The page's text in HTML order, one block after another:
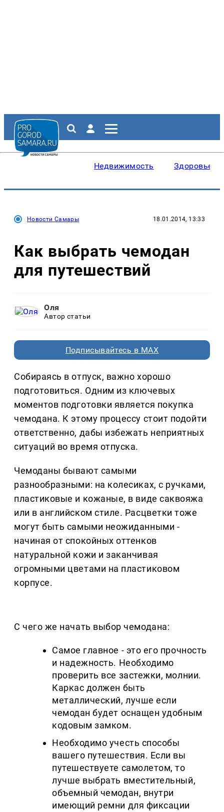
Недвижимость Здоровье
Новости Самары 18.01.2014, 13:33
Как выбрать чемодан
для путешествий
Оля
Автор статьи
Подписывайтесь в MAX
Собираясь в отпуск, важно хорошо
подготовиться. Одним из ключевых
моментов подготовки является покупка
чемодана. К этому процессу стоит подойти
ответственно, дабы избежать неприятных
ситуаций во время отпуска.
Чемоданы бывают самыми
разнообразными: на колесиках, с ручками,
пластиковые и кожаные, в виде саквояжа
или в английском стиле. Расцветки тоже
могут быть самыми неожиданными -
начиная от спокойных оттенков
натуральной кожи и заканчивая
огромными цветами на пластиковом
корпусе.
С чего же начать выбор чемодана:
Самое главное - это его прочность
и надежность. Необходимо
проверить все застежки, молнии.
Каркас должен быть
металлический, лучше если
чемодан будет оснащен удобным
кодовым замком.
Необходимо учесть способы
вашего путешествия. Если вы
путешествуете самолетом, то
лучше выбрать вместительный,
объемный чемодан, внутри
имеющий ремни для фиксации